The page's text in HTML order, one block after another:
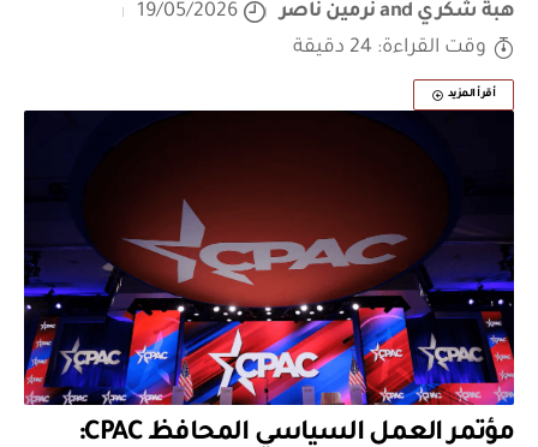
هبة شكريand نرمين ناصر
19/05/2026
وقت القراءة: 24 دقيقة
أقرأ المزيد
مؤتمر العمل السياسي المحافظ CPAC: